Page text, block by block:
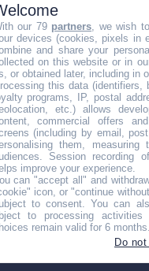
entreprise ?
à tous les
des sols et
immédiatement
our 79 partners , we wish
devices (cookies, pixels in
and share your
on this website or in
or obtained later, including in
this data (identifiers,
programs, IP, postal
etc.) allows
commercial offers
(including by email,
them, measuring
Session recording
improve your experience.
can "accept all" and
icon, or "continue
to consent. You can
to processing
remain valid for 6
Do